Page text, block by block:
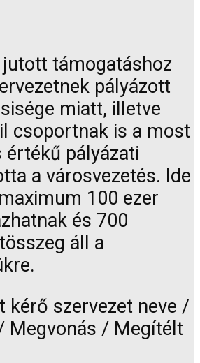
támogatáshoz
pályázott
miatt, illetve
csoportnak is a most
értékű pályázati
a városvezetés. Ide
100 ezer
és 700
áll a
kérő szervezet neve /
Megvonás / Megítélt